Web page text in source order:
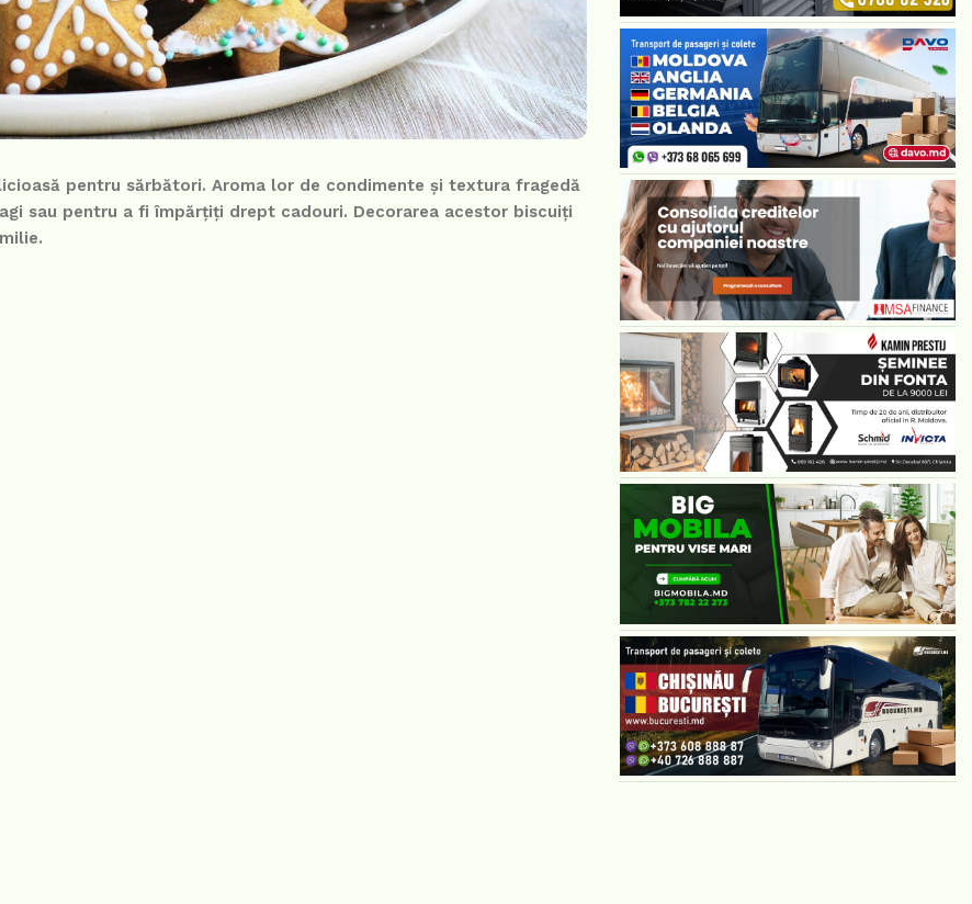
pentru sărbători. Aroma lor de condimente și textura fragedă
sau pentru a fi împărțiți drept cadouri. Decorarea acestor biscuiți